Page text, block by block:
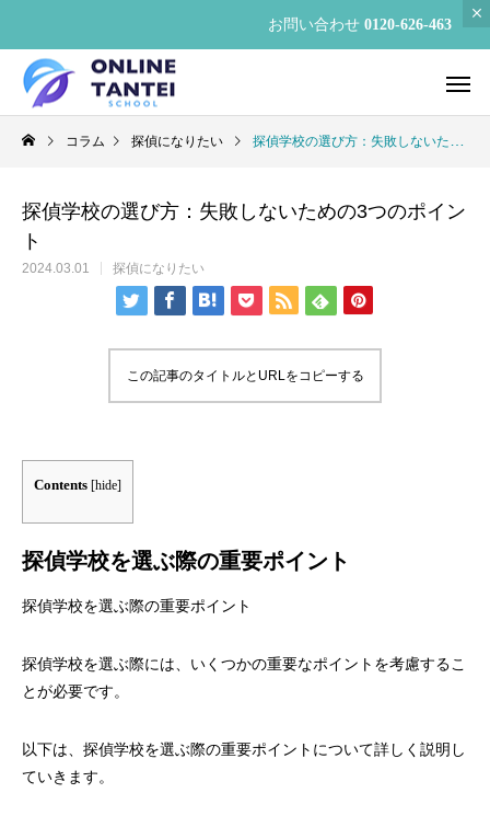
お問い合わせ 0120-626-463
コラム 探偵になりたい 探偵学校の選び方：失敗しないための3つのポイント
探偵学校の選び方：失敗しないための3つのポイン
ト
2024.03.01 探偵になりたい
この記事のタイトルとURLをコピーする
Contents [hide]
探偵学校を選ぶ際の重要ポイント
探偵学校を選ぶ際の重要ポイント
探偵学校を選ぶ際には、いくつかの重要なポイントを考慮するこ
とが必要です。
以下は、探偵学校を選ぶ際の重要ポイントについて詳しく説明し
ていきます。